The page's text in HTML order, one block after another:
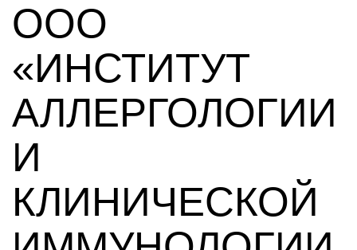
ООО
«ИНСТИТУТ
АЛЛЕРГОЛОГИИ
И
КЛИНИЧЕСКОЙ